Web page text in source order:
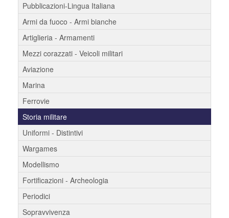
Pubblicazioni-Lingua Italiana
Armi da fuoco - Armi bianche
Artiglieria - Armamenti
Mezzi corazzati - Veicoli militari
Aviazione
Marina
Ferrovie
Storia militare
Uniformi - Distintivi
Wargames
Modellismo
Fortificazioni - Archeologia
Periodici
Sopravvivenza